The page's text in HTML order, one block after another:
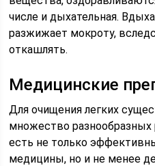
числе и дыхательная.
разжижает мокроту,
откашлять.
Медицинские
Для очищения легких
множество
есть не только
медицины, но и не менее